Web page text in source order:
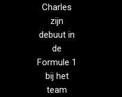
Charles
zijn
debuut in
de
Formule 1
bij het
team